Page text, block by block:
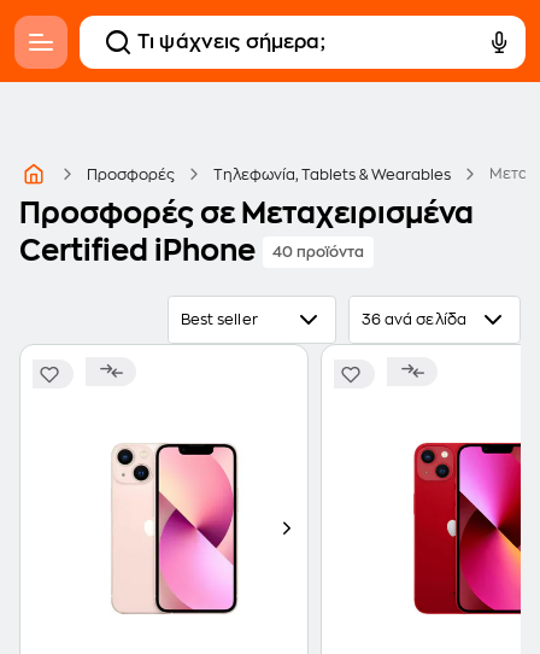
Προσφορές Τηλεφωνία, Tablets & Wearables
Προσφορές σε Μεταχειρισμένα
Certified iPhone
40 προϊόντα
Best seller 36 ανά σελίδα